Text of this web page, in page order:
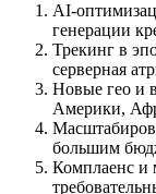
AI-
генерации
Трекинг в
серверная
Новые гео и
Америки,
большим
Комплаенс и